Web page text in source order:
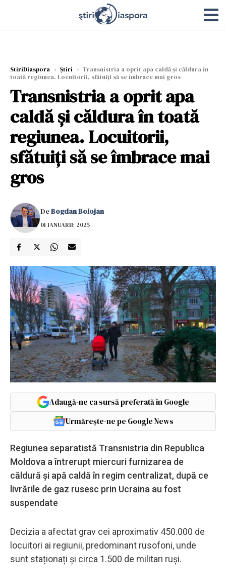
StiriDiaspora › Știri › Transnistria a oprit apa caldă și căldura în
toată regiunea. Locuitorii, sfătuiți să se îmbrace mai gros
Transnistria a oprit apa
caldă și căldura în toată
regiunea. Locuitorii,
sfătuiți să se îmbrace mai
gros
DeBogdan Bolojan
01 IANUARIE 2025
Adaugă-ne ca sursă preferată în Google
Urmărește-ne pe Google News
Regiunea separatistă Transnistria din Republica
Moldova a întrerupt miercuri furnizarea de
căldură și apă caldă în regim centralizat, după ce
livrările de gaz rusesc prin Ucraina au fost
suspendate
Decizia a afectat grav cei aproximativ 450.000 de
locuitori ai regiunii, predominant rusofoni, unde
sunt staționați și circa 1.500 de militari ruși.